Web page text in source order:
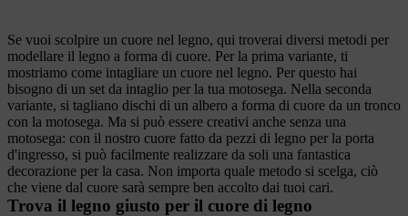
Se vuoi scolpire un cuore nel legno, qui troverai diversi metodi per
modellare il legno a forma di cuore. Per la prima variante, ti
mostriamo come intagliare un cuore nel legno. Per questo hai
bisogno di un set da intaglio per la tua motosega. Nella seconda
variante, si tagliano dischi di un albero a forma di cuore da un tronco
con la motosega. Ma si può essere creativi anche senza una
motosega: con il nostro cuore fatto da pezzi di legno per la porta
d'ingresso, si può facilmente realizzare da soli una fantastica
decorazione per la casa. Non importa quale metodo si scelga, ciò
che viene dal cuore sarà sempre ben accolto dai tuoi cari.
Trova il legno giusto per il cuore di legno